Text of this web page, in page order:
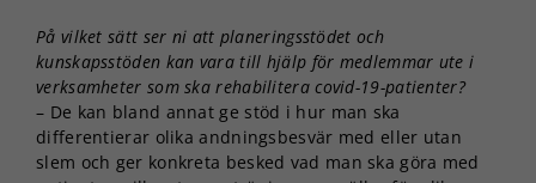
På vilket sätt ser ni att planeringsstödet och
kunskapsstöden kan vara till hjälp för medlemmar ute i
verksamheter som ska rehabilitera covid-19-patienter?
– De kan bland annat ge stöd i hur man ska
differentierar olika andningsbesvär med eller utan
slem och ger konkreta besked vad man ska göra med